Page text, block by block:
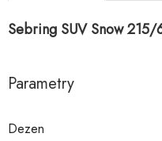
Sebring SUV Snow 215/
Parametry
Dezen